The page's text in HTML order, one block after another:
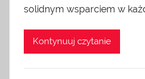
solidnym wsparciem w
Kontynuuj czytanie